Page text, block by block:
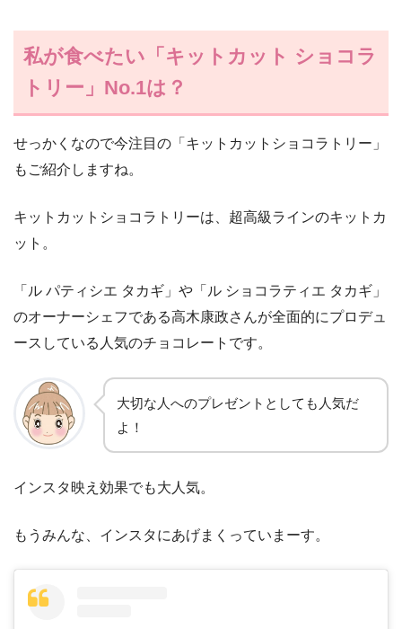
私が食べたい「キットカット ショコラ
トリー」No.1は？
せっかくなので今注目の「キットカットショコラトリー」
もご紹介しますね。
キットカットショコラトリーは、超高級ラインのキットカ
ット。
「ル パティシエ タカギ」や「ル ショコラティエ タカギ」
のオーナーシェフである高木康政さんが全面的にプロデュ
ースしている人気のチョコレートです。
大切な人へのプレゼントとしても人気だ
よ！
インスタ映え効果でも大人気。
もうみんな、インスタにあげまくっていまーす。